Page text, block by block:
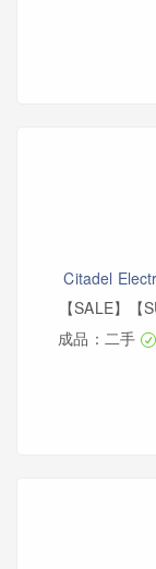
Citadel
【SALE】【
成品：二手